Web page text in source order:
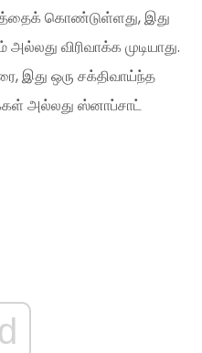
கொண்டுள்ளது, இது
விரிவாக்க முடியாது.
இது ஒரு சக்திவாய்ந்த
அல்லது ஸ்னாப்சாட்